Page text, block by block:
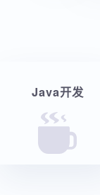
Java开发